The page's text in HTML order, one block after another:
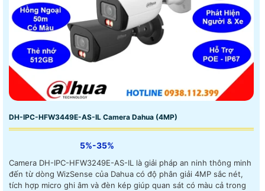
DH-IPC-HFW3449E-AS-IL Camera Dahua (4MP)
5%-35%
Camera DH-IPC-HFW3249E-AS-IL là giải pháp an ninh thông minh
đến từ dòng WizSense của Dahua có độ phân giải 4MP sắc nét,
tích hợp micro ghi âm và đèn kép giúp quan sát có màu cả trong